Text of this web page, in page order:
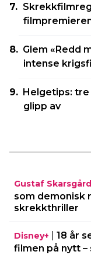
Glem «Redd
intense
Helgetips:
glipp av
Gustaf Skarsgård
som demonisk
skrekkthriller
Disney+
18 år
filmen på nytt –